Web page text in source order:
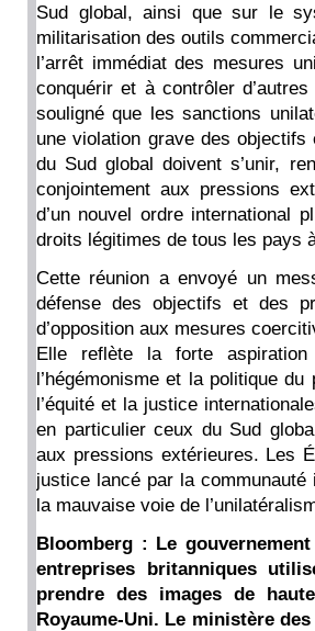
Sud global, ainsi que sur le
militarisation des outils
l’arrêt immédiat des mesures
conquérir et à contrôler
souligné que les sanctions
une violation grave des
du Sud global doivent s’unir,
conjointement aux pressions
d’un nouvel ordre international
droits légitimes de tous les pays
Cette réunion a envoyé un
défense des objectifs et des
d’opposition aux mesures
Elle reflète la forte
l’hégémonisme et la politique
l’équité et la justice
en particulier ceux du Sud
aux pressions extérieures. Les
justice lancé par la communauté
la mauvaise voie de
Bloomberg : Le
entreprises britanniques
prendre des images de
Royaume-Uni. Le ministère